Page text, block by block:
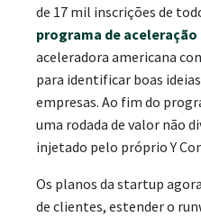
de 17 mil inscrições de
programa de aceleração
aceleradora americana
para identificar boas
empresas. Ao fim do
uma rodada de valor não
injetado pelo próprio Y
Os planos da startup
de clientes, estender o